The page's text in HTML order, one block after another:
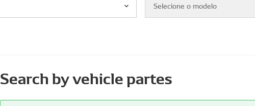
Selecione o modelo
Search by vehicle partes